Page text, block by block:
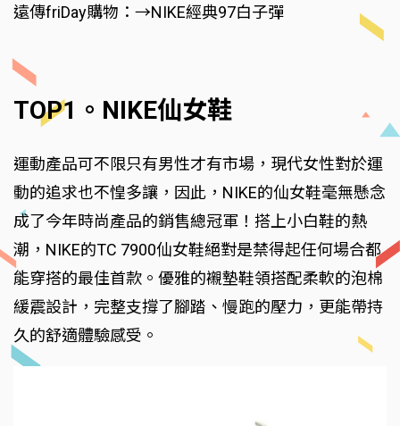
遠傳friDay購物：→NIKE經典97白子彈
TOP1。NIKE仙女鞋
運動產品可不限只有男性才有市場，現代女性對於運
動的追求也不惶多讓，因此，NIKE的仙女鞋毫無懸念
成了今年時尚產品的銷售總冠軍！搭上小白鞋的熱
潮，NIKE的TC 7900仙女鞋絕對是禁得起任何場合都
能穿搭的最佳首款。優雅的襯墊鞋領搭配柔軟的泡棉
緩震設計，完整支撐了腳踏、慢跑的壓力，更能帶持
久的舒適體驗感受。